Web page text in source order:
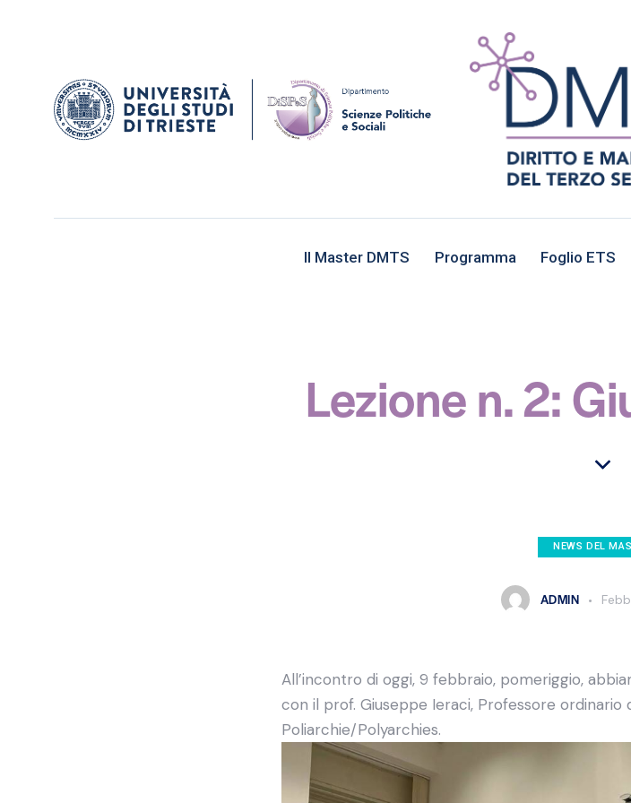
Il Master DMTS Programma Foglio ETS
Lezione n. 2:
NEWS DEL
ADMIN
All’incontro di oggi, 9 febbraio, pomeriggio,
con il prof. Giuseppe Ieraci, Professore
Poliarchie/Polyarchies.